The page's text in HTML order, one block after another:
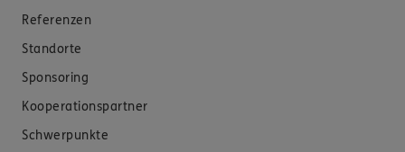
Referenzen
Standorte
Sponsoring
Kooperationspartner
Schwerpunkte